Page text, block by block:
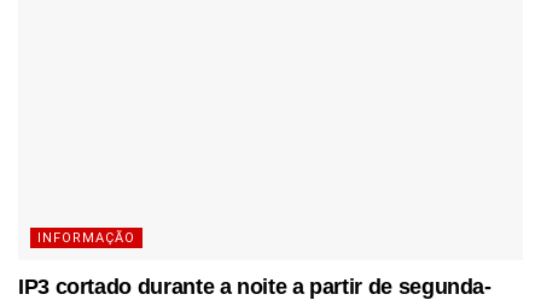
INFORMAÇÃO
IP3 cortado durante a noite a partir de segunda-